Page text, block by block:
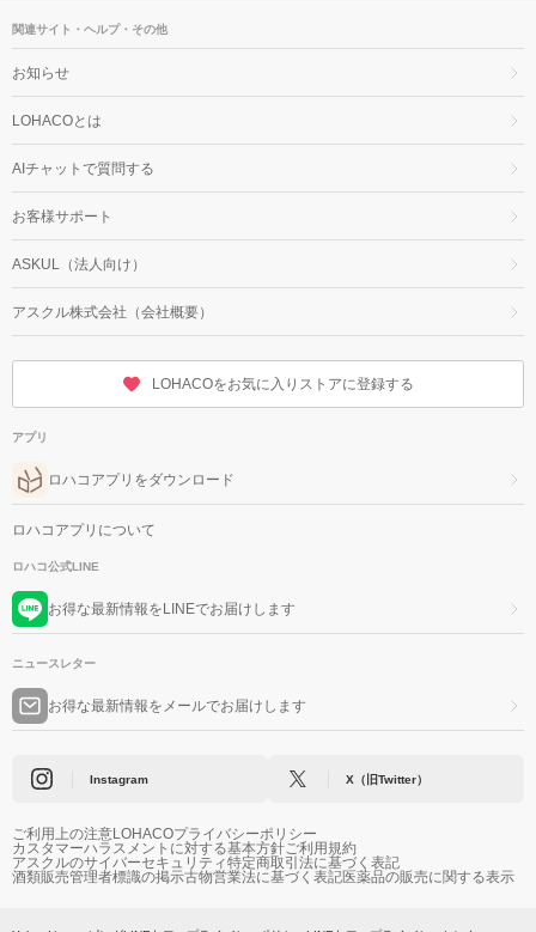
関連サイト・ヘルプ・その他
お知らせ
LOHACOとは
AIチャットで質問する
お客様サポート
ASKUL（法人向け）
アスクル株式会社（会社概要）
LOHACOをお気に入りストアに登録する
アプリ
ロハコアプリをダウンロード
ロハコアプリについて
ロハコ公式LINE
お得な最新情報をLINEでお届けします
ニュースレター
お得な最新情報をメールでお届けします
Instagram X（旧Twitter）
ご利用上の注意LOHACOプライバシーポリシー
カスタマーハラスメントに対する基本方針ご利用規約
アスクルのサイバーセキュリティ特定商取引法に基づく表記
酒類販売管理者標識の掲示古物営業法に基づく表記医薬品の販売に関する表示